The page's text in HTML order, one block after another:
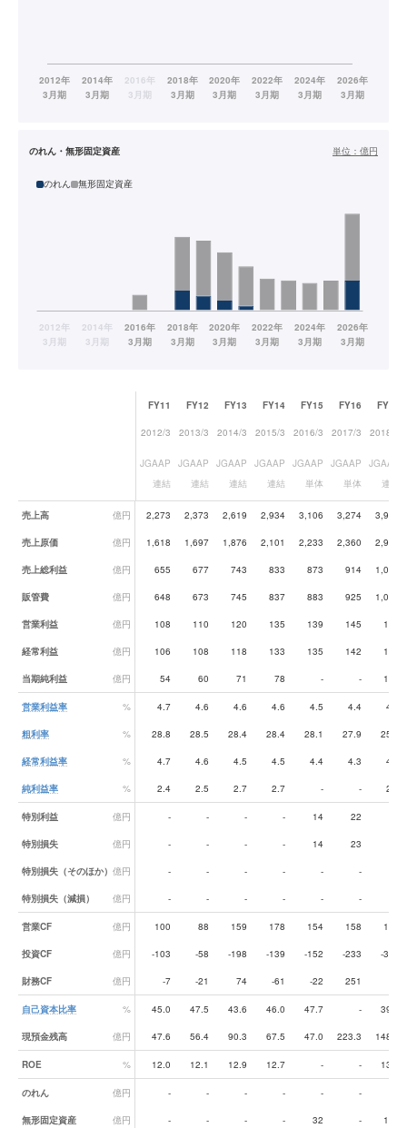
のれん・無形固定資産 単位： 億円
のれん 無形固定資産
業績データ一覧
FY11 FY12 FY13 FY14 FY15 FY16 FY17
2012/3 2013/3 2014/3 2015/3 2016/3 2017/3 2018/3
JGAAP
連結
JGAAP
連結
JGAAP
連結
JGAAP
連結
JGAAP
単体
JGAAP
単体
JGAAP
連結
売上高 億円 2,273 2,373 2,619 2,934 3,106 3,274 3,982
売上原価 億円 1,618 1,697 1,876 2,101 2,233 2,360 2,949
売上総利益 億円 655 677 743 833 873 914 1,033
販管費 億円 648 673 745 837 883 925 1,031
営業利益 億円 108 110 120 135 139 145 170
経常利益 億円 106 108 118 133 135 142 165
当期純利益 億円 54 60 71 78 - - 110
営業利益率 % 4.7 4.6 4.6 4.6 4.5 4.4 4.3
粗利率 % 28.8 28.5 28.4 28.4 28.1 27.9 25.9
経常利益率 % 4.7 4.6 4.5 4.5 4.4 4.3 4.2
純利益率 % 2.4 2.5 2.7 2.7 - - 2.8
特別利益 億円 - - - - 14 22
特別損失 億円 - - - - 14 23
特別損失（そのほか） 億円 - - - - - -
特別損失（減損） 億円 - - - - - -
営業CF 億円 100 88 159 178 154 158 186
投資CF 億円 -103 -58 -198 -139 -152 -233 -308
財務CF 億円 -7 -21 74 -61 -22 251
自己資本比率 % 45.0 47.5 43.6 46.0 47.7 - 39.6
現預金残高 億円 47.6 56.4 90.3 67.5 47.0 223.3 148.7
ROE % 12.0 12.1 12.9 12.7 - - 13.0
のれん 億円 - - - - - -
無形固定資産 億円 - - - - 32 - 110